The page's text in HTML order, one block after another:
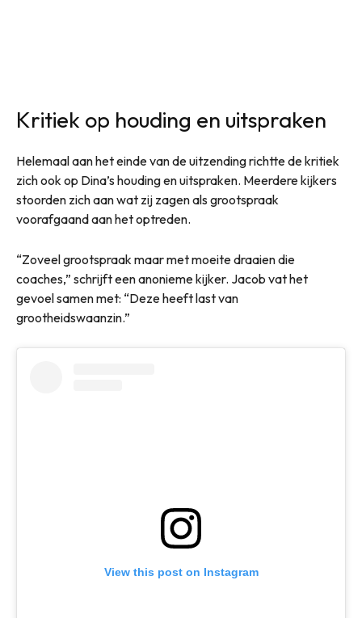
Kritiek op houding en uitspraken
Helemaal aan het einde van de uitzending richtte de kritiek
zich ook op Dina’s houding en uitspraken. Meerdere kijkers
stoorden zich aan wat zij zagen als grootspraak
voorafgaand aan het optreden.
“Zoveel grootspraak maar met moeite draaien die
coaches,” schrijft een anonieme kijker. Jacob vat het
gevoel samen met: “Deze heeft last van
grootheidswaanzin.”
View this post on Instagram